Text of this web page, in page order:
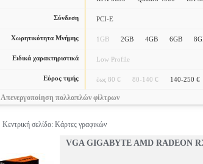
Σύνδεση PCI-E
Χωρητικότητα Μνήμης 1GB 2GB 4GB 6GB
Ειδικά χαρακτηριστικά Low Profile
Εύρος τιμής έως 80 € 80-140 € 140-250 €
Απενεργοποίηση πολλαπλών φίλτρων
Κεντρική σελίδα: Κάρτες γραφικών
VGA GIGABYTE AMD RADEON